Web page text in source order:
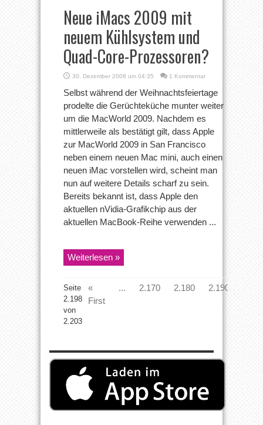
Neue iMacs 2009 mit
neuem Kühlsystem und
Quad-Core-Prozessoren?
30. Dezember 2008 um 04:35 1 Kommentar
Selbst während der Weihnachtsfeiertage
prodelte die Gerüchteküche munter weiter
um die MacWorld 2009. Nachdem es
mittlerweile als bestätigt gilt, dass Apple
zur MacWorld 2009 in San Francisco
neben einem neuen Mac mini, auch einen
neuen iMac vorstellen wird, scheint man
nun auf weitere Details scharf zu sein.
Bereits bekannt ist, dass Apple den
aktuellen nVidia-Grafikchip aus der
aktuellen MacBook-Reihe verwenden ...
Weiterlesen »
Seite
2.198
von
2.203
«
First
... 2.170 2.180 2.190